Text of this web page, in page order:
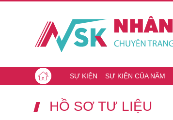
SỰ KIỆN SỰ KIỆN CỦA NĂM
HỒ SƠ TƯ LIỆU